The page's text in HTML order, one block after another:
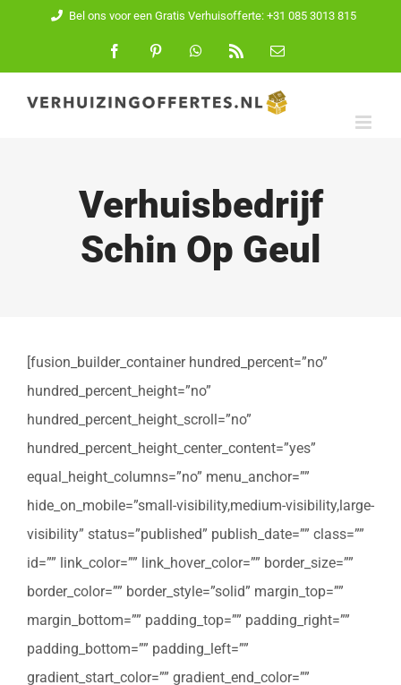
inhoud
Bel ons voor een Gratis Verhuisofferte: +31 085 3013 815
FacebookPinterest WhatsApp
E-
Verhuisbedrijf
Schin Op Geul
[fusion_builder_container hundred_percent=”no”
hundred_percent_height=”no”
hundred_percent_height_scroll=”no”
hundred_percent_height_center_content=”yes”
equal_height_columns=”no” menu_anchor=””
hide_on_mobile=”small-visibility,medium-visibility,large-
visibility” status=”published” publish_date=”” class=””
id=”” link_color=”” link_hover_color=”” border_size=””
border_color=”” border_style=”solid” margin_top=””
margin_bottom=”” padding_top=”” padding_right=””
padding_bottom=”” padding_left=””
gradient_start_color=”” gradient_end_color=””